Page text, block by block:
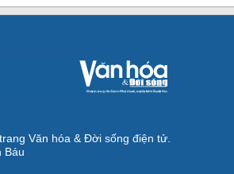
Văn hóa & Đời sống điện tử.
Báu